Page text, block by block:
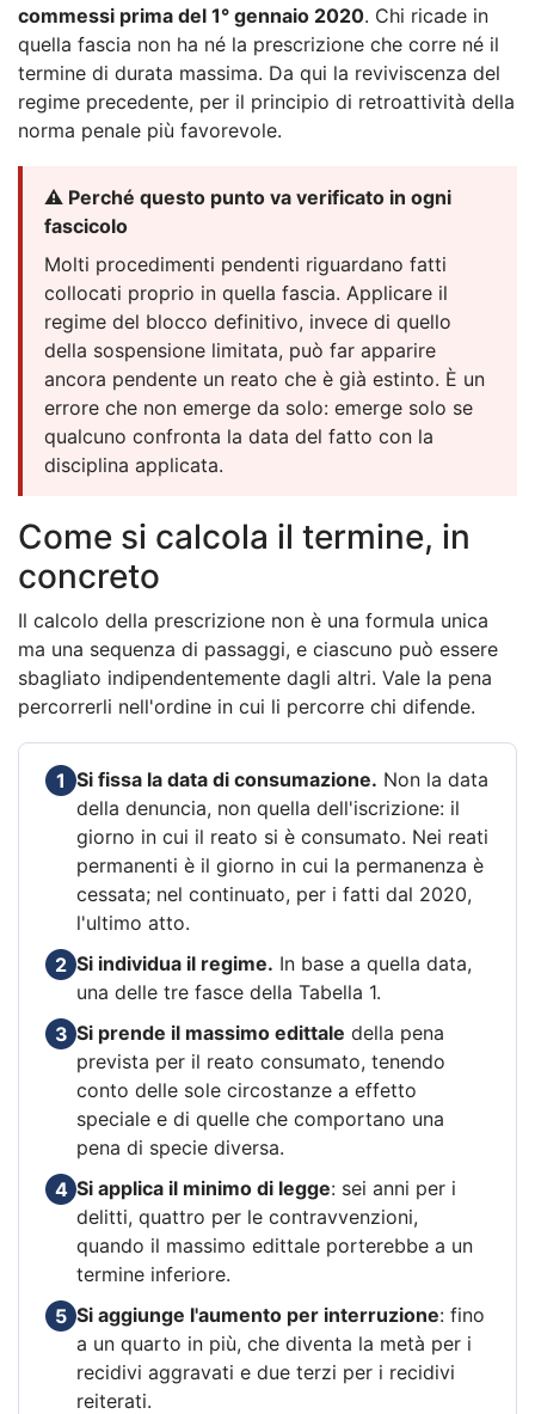
commessi prima del 1° gennaio 2020. Chi ricade in
quella fascia non ha né la prescrizione che corre né il
termine di durata massima. Da qui la reviviscenza del
regime precedente, per il principio di retroattività della
norma penale più favorevole.
⚠️ Perché questo punto va verificato in ogni
fascicolo
Molti procedimenti pendenti riguardano fatti
collocati proprio in quella fascia. Applicare il
regime del blocco definitivo, invece di quello
della sospensione limitata, può far apparire
ancora pendente un reato che è già estinto. È un
errore che non emerge da solo: emerge solo se
qualcuno confronta la data del fatto con la
disciplina applicata.
Come si calcola il termine, in
concreto
Il calcolo della prescrizione non è una formula unica
ma una sequenza di passaggi, e ciascuno può essere
sbagliato indipendentemente dagli altri. Vale la pena
percorrerli nell'ordine in cui li percorre chi difende.
1 Si fissa la data di consumazione. Non la data
della denuncia, non quella dell'iscrizione: il
giorno in cui il reato si è consumato. Nei reati
permanenti è il giorno in cui la permanenza è
cessata; nel continuato, per i fatti dal 2020,
l'ultimo atto.
2 Si individua il regime. In base a quella data,
una delle tre fasce della Tabella 1.
3 Si prende il massimo edittale della pena
prevista per il reato consumato, tenendo
conto delle sole circostanze a effetto
speciale e di quelle che comportano una
pena di specie diversa.
4 Si applica il minimo di legge: sei anni per i
delitti, quattro per le contravvenzioni,
quando il massimo edittale porterebbe a un
termine inferiore.
5 Si aggiunge l'aumento per interruzione: fino
a un quarto in più, che diventa la metà per i
recidivi aggravati e due terzi per i recidivi
reiterati.